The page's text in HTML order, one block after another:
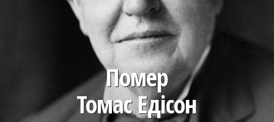
Помер
Томас Едісон